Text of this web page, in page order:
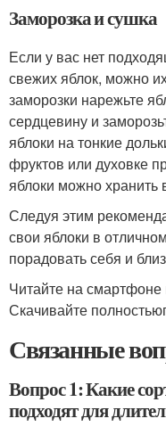
Заморозка и сушка
Если у вас нет
свежих яблок, можно
заморозки нарежьте
сердцевину и
яблоки на тонкие
фруктов или духовке
яблоки можно хранить
Следуя этим
свои яблоки в
порадовать себя и
Читайте на
Скачивайте
Связанные
Вопрос 1: Какие
подходят для